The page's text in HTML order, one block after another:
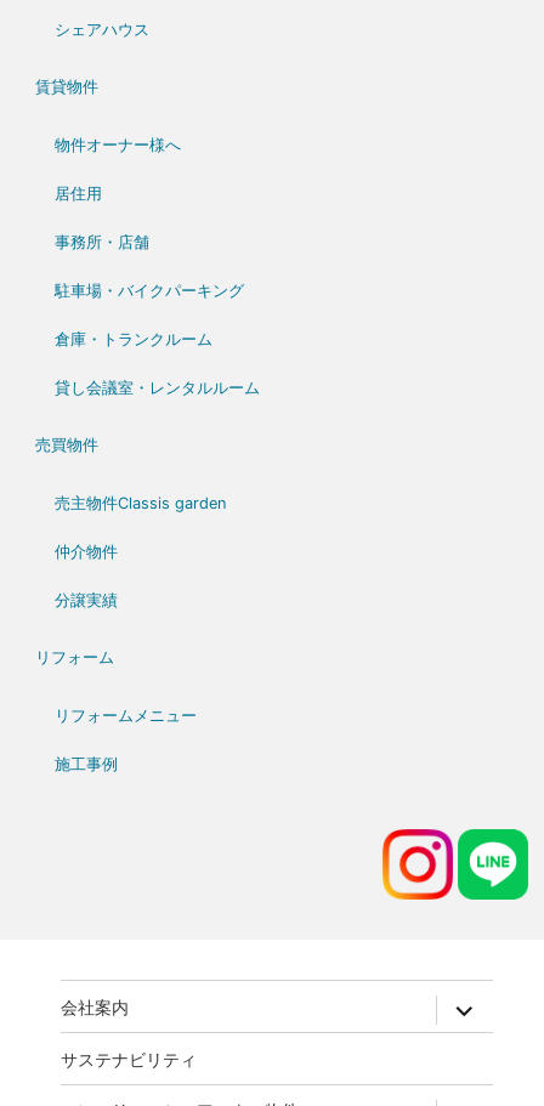
シェアハウス
賃貸物件
物件オーナー様へ
居住用
事務所・店舗
駐車場・バイクパーキング
倉庫・トランクルーム
貸し会議室・レンタルルーム
売買物件
売主物件Classis garden
仲介物件
分譲実績
リフォーム
リフォームメニュー
施工事例
会社案内 expand
child
menu
サステナビリティ